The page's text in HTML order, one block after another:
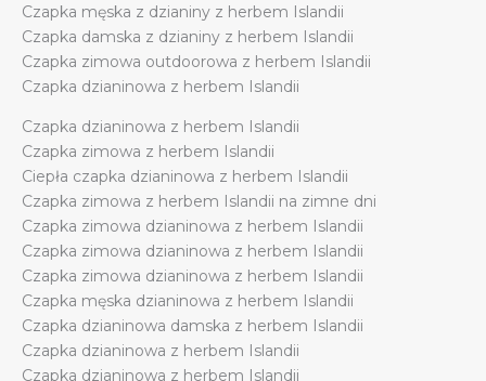
Czapka męska z dzianiny z herbem Islandii
Czapka damska z dzianiny z herbem Islandii
Czapka zimowa outdoorowa z herbem Islandii
Czapka dzianinowa z herbem Islandii
Czapka dzianinowa z herbem Islandii
Czapka zimowa z herbem Islandii
Ciepła czapka dzianinowa z herbem Islandii
Czapka zimowa z herbem Islandii na zimne dni
Czapka zimowa dzianinowa z herbem Islandii
Czapka zimowa dzianinowa z herbem Islandii
Czapka zimowa dzianinowa z herbem Islandii
Czapka męska dzianinowa z herbem Islandii
Czapka dzianinowa damska z herbem Islandii
Czapka dzianinowa z herbem Islandii
Czapka dzianinowa z herbem Islandii